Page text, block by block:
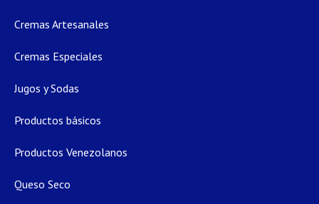
Cremas Artesanales
Cremas Especiales
Jugos y Sodas
Productos básicos
Productos Venezolanos
Queso Seco